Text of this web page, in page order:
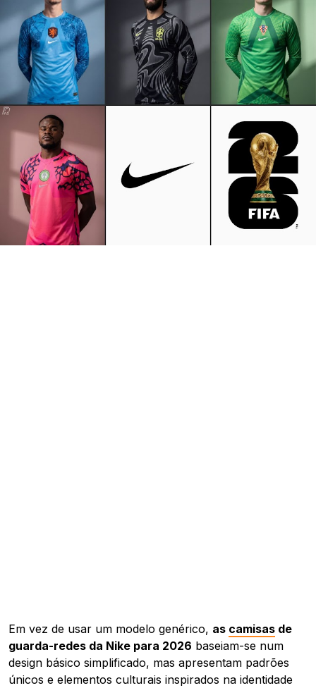
Em vez de usar um modelo genérico, as camisas de
guarda-redes da Nike para 2026 baseiam-se num
design básico simplificado, mas apresentam padrões
únicos e elementos culturais inspirados na identidade